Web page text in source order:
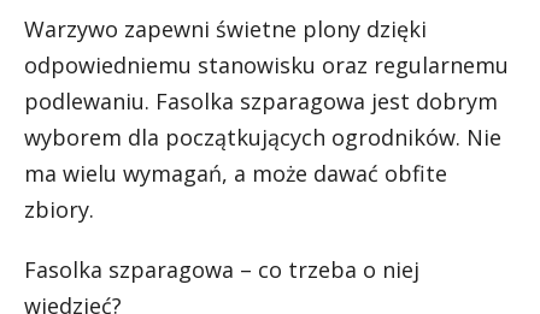
Warzywo zapewni świetne plony dzięki
odpowiedniemu stanowisku oraz regularnemu
podlewaniu. Fasolka szparagowa jest dobrym
wyborem dla początkujących ogrodników. Nie
ma wielu wymagań, a może dawać obfite
zbiory.
Fasolka szparagowa – co trzeba o niej
wiedzieć?